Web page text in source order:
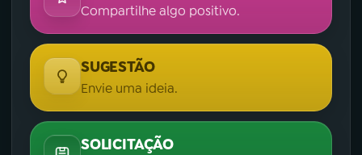
Compartilhe algo positivo.
SUGESTÃO
Envie uma ideia.
SOLICITAÇÃO